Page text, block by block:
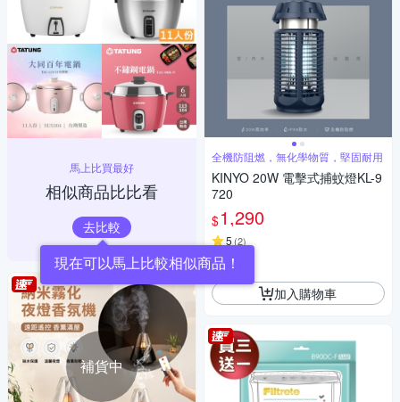
馬上比買最好
相似商品比比看
去比較
現在可以馬上比較相似商品！
補貨中
全機防阻燃，無化學物質，堅固耐用
KINYO 20W 電擊式捕蚊燈KL-9
720
$1,290
5(2)
券
加入購物車